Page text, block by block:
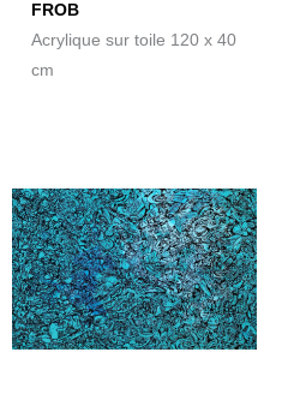
FROB
Acrylique sur toile 120 x 40
cm